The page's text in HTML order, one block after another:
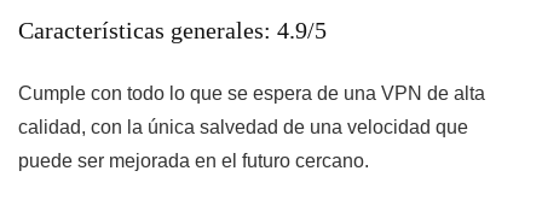
Características generales: 4.9/5
Cumple con todo lo que se espera de una VPN de alta
calidad, con la única salvedad de una velocidad que
puede ser mejorada en el futuro cercano.